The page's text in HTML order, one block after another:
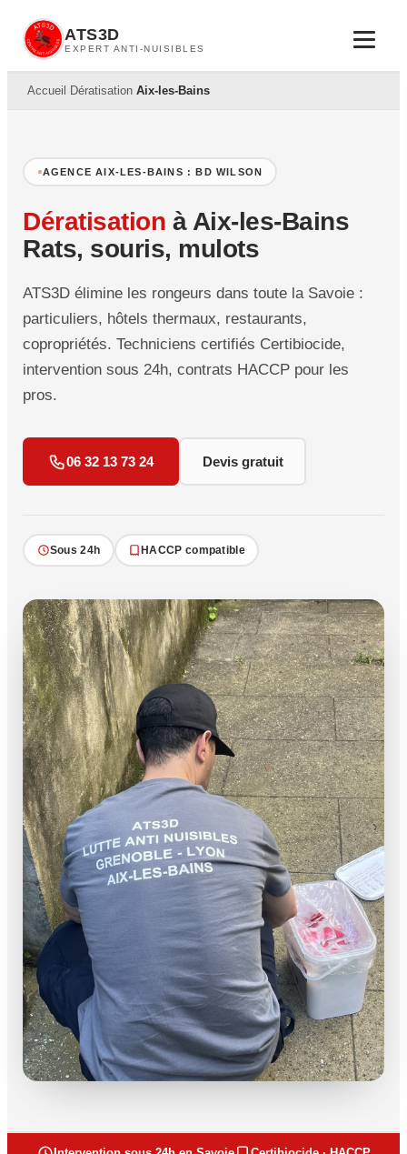
ATS3D
EXPERT ANTI-NUISIBLES
Accueil Dératisation› Aix-les-Bains
AGENCE AIX-LES-BAINS : BD WILSON
Dératisation à Aix-les-Bains
Rats, souris, mulots
ATS3D élimine les rongeurs dans toute la Savoie :
particuliers, hôtels thermaux, restaurants,
copropriétés. Techniciens certifiés Certibiocide,
intervention sous 24h, contrats HACCP pour les
pros.
06 32 13 73 24 Devis gratuit
Sous 24h HACCP compatible